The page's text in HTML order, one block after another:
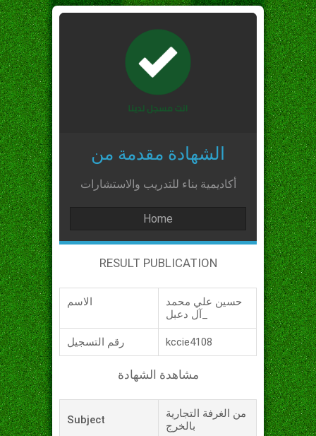
الشهادة مقدمة من
أكاديمية بناء للتدريب والاستشارات
Home
RESULT PUBLICATION
الاسم
حسين علي محمد
رقم التسجيل kccie4108
مشاهدة الشهادة
Subject
من الغرفة التجارية
بالخرج